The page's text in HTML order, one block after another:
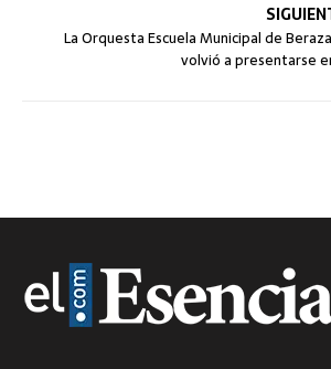
La Orquesta Escuela Municipal de
volvió a presentarse